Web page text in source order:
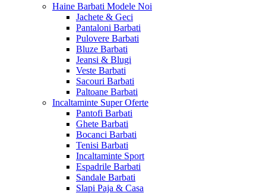
Haine Barbati Modele Noi
Jachete & Geci
Pantaloni Barbati
Pulovere Barbati
Bluze Barbati
Jeansi & Blugi
Veste Barbati
Sacouri Barbati
Paltoane Barbati
Incaltaminte Super Oferte
Pantofi Barbati
Ghete Barbati
Bocanci Barbati
Tenisi Barbati
Incaltaminte Sport
Espadrile Barbati
Sandale Barbati
Slapi Paja & Casa